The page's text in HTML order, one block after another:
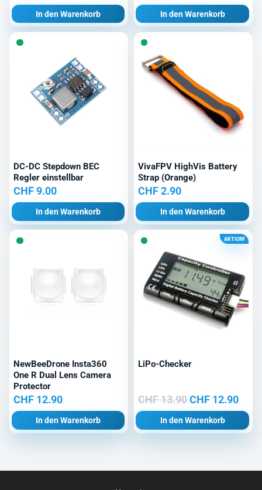
In den Warenkorb
Preis
war:
Preis
ist:
CHF
In den Warenkorb
DC-DC Stepdown BEC
Regler einstellbar
CHF9.00
In den Warenkorb
VivaFPV HighVis Battery
Strap (Orange)
CHF2.90
In den Warenkorb
NewBeeDrone Insta360
One R Dual Lens Camera
Protector
CHF 12.90
In den Warenkorb
AKTION!
LiPo-Checker
CHF13.90 Ursprünglicher
Preis
war:
CHF12.90
ist:
In den Warenkorb